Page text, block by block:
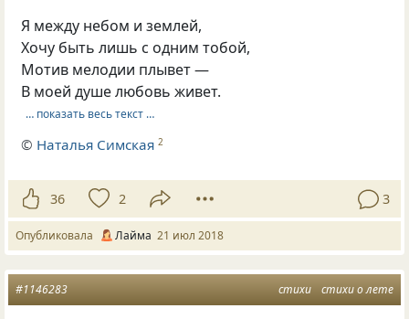
Я между небом и землей,
Хочу быть лишь с одним тобой,
Мотив мелодии плывет —
В моей душе любовь живет.
… показать весь текст …
© Наталья Симская 2
36 2 3
Опубликовала Лайма 21 июл 2018
стихи стихи о лете
#1146283